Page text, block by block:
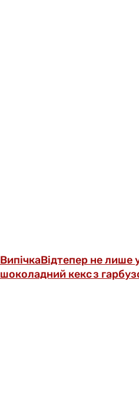
ВипічкаВідтепер не лише
шоколадний кекс з